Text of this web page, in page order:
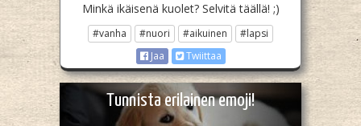
Minkä ikäisenä kuolet? Selvitä täällä! ;)
#vanha #nuori #aikuinen
#lapsi
Jaa
Twiittaa
Tunnista erilainen emoji!